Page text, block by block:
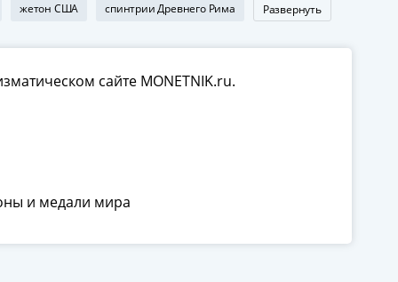
жетон США спинтрии Древнего Рима Развернуть
сайте MONETNIK.ru.
и медали мира